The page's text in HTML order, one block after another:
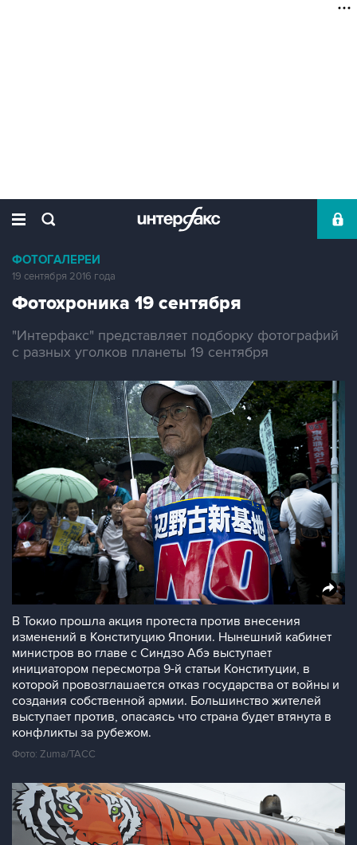
ФОТОГАЛЕРЕИ
19 сентября 2016 года
Фотохроника 19 сентября
"Интерфакс" представляет подборку фотографий
с разных уголков планеты 19 сентября
В Токио прошла акция протеста против внесения
изменений в Конституцию Японии. Нынешний кабинет
министров во главе с Синдзо Абэ выступает
инициатором пересмотра 9-й статьи Конституции, в
которой провозглашается отказ государства от войны и
создания собственной армии. Большинство жителей
выступает против, опасаясь что страна будет втянута в
конфликты за рубежом.
Фото: Zuma/ТАСС